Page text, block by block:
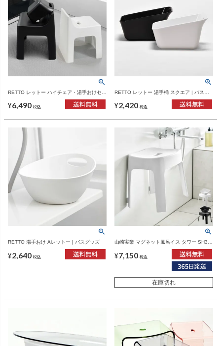
RETTO レットー ハイチェア・湯手おけセッ
¥6,490 税込
RETTO レットー 湯手桶 スクエア | バスグ
¥2,420 税込
RETTO 湯手おけ Aレットー | バスグッズ
¥2,640 税込
山崎実業 マグネット風呂イス タワー SH30
＋マグネット＆引っ掛け湯おけ タワー
tower | バスグッズ・タワーシリーズ
¥7,150 税込
在庫切れ